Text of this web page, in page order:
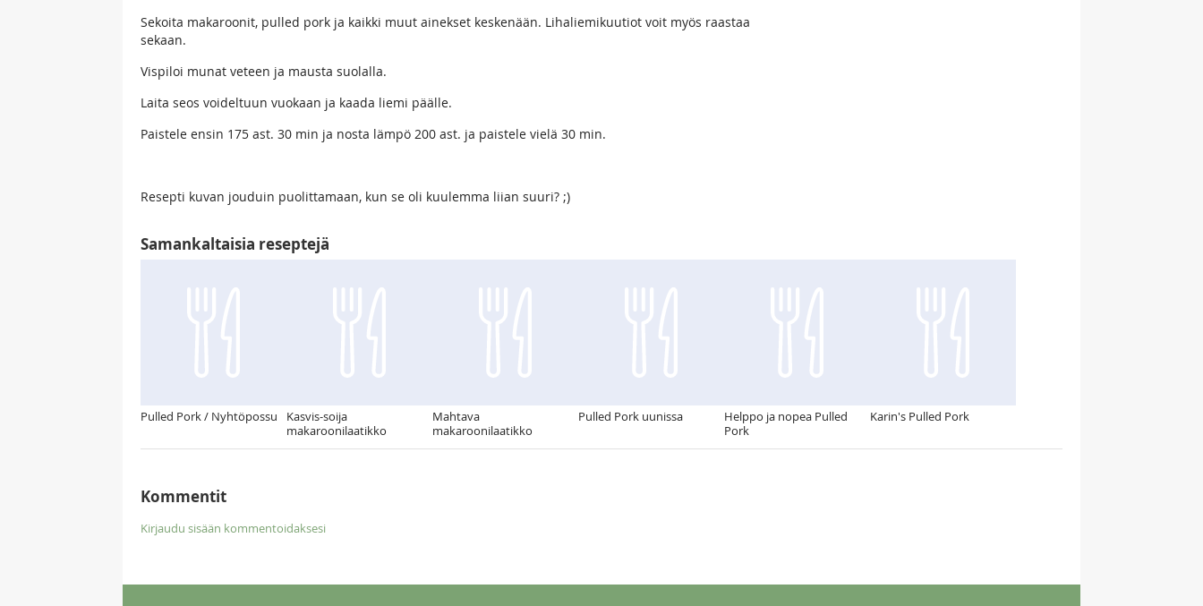
Sekoita makaroonit, pulled pork ja kaikki muut ainekset keskenään. Lihaliemikuutiot voit myös raastaa
sekaan.
Vispiloi munat veteen ja mausta suolalla.
Laita seos voideltuun vuokaan ja kaada liemi päälle.
Paistele ensin 175 ast. 30 min ja nosta lämpö 200 ast. ja paistele vielä 30 min.
Resepti kuvan jouduin puolittamaan, kun se oli kuulemma liian suuri? ;)
Samankaltaisia reseptejä
Pulled Pork / Nyhtöpossu
Kasvis-soija
makaroonilaatikko
Mahtava
makaroonilaatikko
Pulled Pork uunissa
Helppo ja nopea Pulled
Pork
Karin's Pulled Pork
Kommentit
Kirjaudu sisään kommentoidaksesi